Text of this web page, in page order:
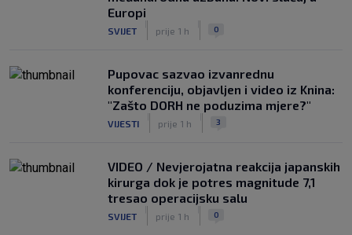
Europi
SVIJET prije 1 h 0
Pupovac sazvao izvanrednu
konferenciju, objavljen i video iz Knina:
"Zašto DORH ne poduzima mjere?"
VIJESTI prije 1 h 3
VIDEO / Nevjerojatna reakcija japanskih
kirurga dok je potres magnitude 7,1
tresao operacijsku salu
SVIJET prije 1 h 0